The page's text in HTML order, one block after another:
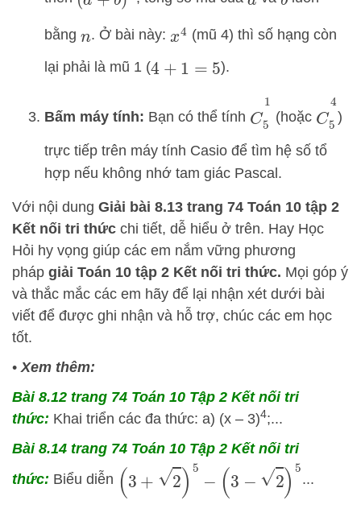
bằng n. Ở bài này: x4 (mũ 4) thì số hạng còn
lại phải là mũ 1 (4 +1 = 5 ).
Bấm máy tính: Bạn có thể tính C5 1
(hoặc C54)
trực tiếp trên máy tính Casio để tìm hệ số tổ
hợp nếu không nhớ tam giác Pascal.
Với nội dung Giải bài 8.13 trang 74 Toán 10 tập 2
Kết nối tri thức chi tiết, dễ hiểu ở trên. Hay Học
Hỏi hy vọng giúp các em nắm vững phương
pháp giải Toán 10 tập 2 Kết nối tri thức. Mọi góp ý
và thắc mắc các em hãy để lại nhận xét dưới bài
viết để được ghi nhận và hỗ trợ, chúc các em học
tốt.
• Xem thêm:
Bài 8.12 trang 74 Toán 10 Tập 2 Kết nối tri
thức: Khai triển các đa thức: a) (x – 3)4;...
Bài 8.14 trang 74 Toán 10 Tập 2 Kết nối tri
thức: Biểu diễn (3+ 2 5−(3− 5 ...